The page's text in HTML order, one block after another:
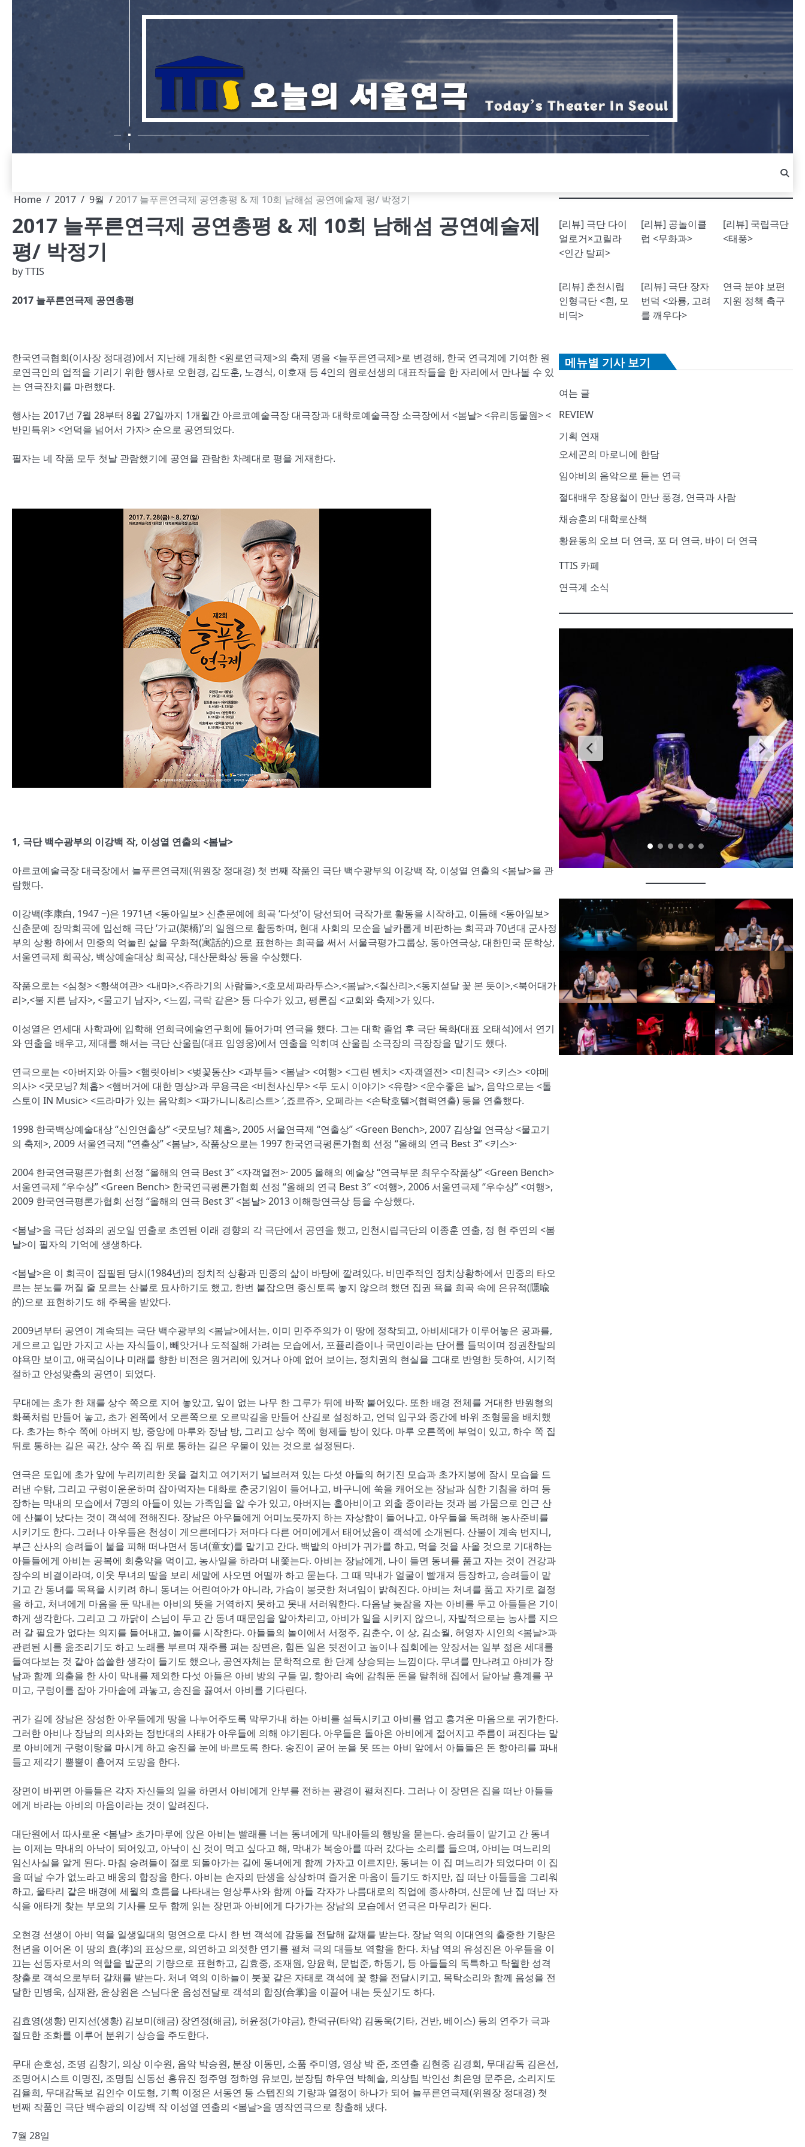
Home 2017 9월 2017 늘푸른연극제 공연총평 & 제 10회 남해섬 공연예술제 평/ 박정기
2017 늘푸른연극제 공연총평 & 제 10회 남해섬 공연예술제
평/ 박정기
byTTIS
2017 늘푸른연극제 공연총평
한국연극협회(이사장 정대경)에서 지난해 개최한 <원로연극제>의 축제 명을 <늘푸른연극제>로 변경해, 한국 연극계에 기여한 원
로연극인의 업적을 기리기 위한 행사로 오현경, 김도훈, 노경식, 이호재 등 4인의 원로선생의 대표작들을 한 자리에서 만나볼 수 있
는 연극잔치를 마련했다.
행사는 2017년 7월 28부터 8월 27일까지 1개월간 아르코예술극장 대극장과 대학로예술극장 소극장에서 <봄날> <유리동물원> <
반민특위> <언덕을 넘어서 가자> 순으로 공연되었다.
필자는 네 작품 모두 첫날 관람했기에 공연을 관람한 차례대로 평을 게재한다.
1, 극단 백수광부의 이강백 작, 이성열 연출의 <봄날>
아르코예술극장 대극장에서 늘푸른연극제(위원장 정대경) 첫 번째 작품인 극단 백수광부의 이강백 작, 이성열 연출의 <봄날>을 관
람했다.
이강백(李康白, 1947 ~)은 1971년 <동아일보> 신춘문예에 희곡 ‘다섯’이 당선되어 극작가로 활동을 시작하고, 이듬해 <동아일보>
신춘문예 장막희곡에 입선해 극단 ‘가교(架橋)’의 일원으로 활동하며, 현대 사회의 모순을 날카롭게 비판하는 희곡과 70년대 군사정
부의 상황 하에서 민중의 억눌린 삶을 우화적(寓話的)으로 표현하는 희곡을 써서 서울극평가그룹상, 동아연극상, 대한민국 문학상,
서울연극제 희곡상, 백상예술대상 희곡상, 대산문화상 등을 수상했다.
작품으로는 <심청> <황색여관> <내마>,<쥬라기의 사람들>,<호모세파라투스>,<봄날>,<칠산리>,<동지섣달 꽃 본 듯이>,<북어대가
리>,<불 지른 남자>, <물고기 남자>, <느낌, 극락 같은> 등 다수가 있고, 평론집 <교회와 축제>가 있다.
이성열은 연세대 사학과에 입학해 연희극예술연구회에 들어가며 연극을 했다. 그는 대학 졸업 후 극단 목화(대표 오태석)에서 연기
와 연출을 배우고, 제대를 해서는 극단 산울림(대표 임영웅)에서 연출을 익히며 산울림 소극장의 극장장을 맡기도 했다.
연극으로는 <아버지와 아들> <햄릿아비> <벚꽃동산> <과부들> <봄날> <여행> <그린 벤치> <자객열전> <미친극> <키스> <야메
의사> <굿모닝? 체홉> <햄버거에 대한 명상>과 무용극은 <비천사신무> <두 도시 이야기> <유랑> <운수좋은 날>, 음악으로는 <톨
스토이 IN Music> <드라마가 있는 음악회> <파가니니&리스트> ‘,죠르쥬>, 오페라는 <손탁호텔>(협력연출) 등을 연출했다.
1998 한국백상예술대상 “신인연출상” <굿모닝? 체홉>, 2005 서울연극제 “연출상” <Green Bench>, 2007 김상열 연극상 <물고기
의 축제>, 2009 서울연극제 “연출상” <봄날>, 작품상으로는 1997 한국연극평론가협회 선정 “올해의 연극 Best 3” <키스>·
2004 한국연극평론가협회 선정 “올해의 연극 Best 3″ <자객열전>· 2005 올해의 예술상 “연극부문 최우수작품상” <Green Bench>
서울연극제 “우수상” <Green Bench> 한국연극평론가협회 선정 “올해의 연극 Best 3″ <여행>, 2006 서울연극제 “우수상” <여행>,
2009 한국연극평론가협회 선정 “올해의 연극 Best 3” <봄날> 2013 이해랑연극상 등을 수상했다.
<봄날>을 극단 성좌의 권오일 연출로 초연된 이래 경향의 각 극단에서 공연을 했고, 인천시립극단의 이종훈 연출, 정 현 주연의 <봄
날>이 필자의 기억에 생생하다.
<봄날>은 이 희곡이 집필된 당시(1984년)의 정치적 상황과 민중의 삶이 바탕에 깔려있다. 비민주적인 정치상황하에서 민중의 타오
르는 분노를 꺼질 줄 모르는 산불로 묘사하기도 했고, 한번 붙잡으면 종신토록 놓지 않으려 했던 집권 욕을 희곡 속에 은유적(隱喩
的)으로 표현하기도 해 주목을 받았다.
2009년부터 공연이 계속되는 극단 백수광부의 <봄날>에서는, 이미 민주주의가 이 땅에 정착되고, 아비세대가 이루어놓은 공과를,
게으르고 입만 가지고 사는 자식들이, 빼앗거나 도적질해 가려는 모습에서, 포퓰리즘이나 국민이라는 단어를 들먹이며 정권찬탈의
야욕만 보이고, 애국심이나 미래를 향한 비전은 원거리에 있거나 아예 없어 보이는, 정치권의 현실을 그대로 반영한 듯하여, 시기적
절하고 안성맞춤의 공연이 되었다.
무대에는 초가 한 채를 상수 쪽으로 지어 놓았고, 잎이 없는 나무 한 그루가 뒤에 바짝 붙어있다. 또한 배경 전체를 거대한 반원형의
화폭처럼 만들어 놓고, 초가 왼쪽에서 오른쪽으로 오르막길을 만들어 산길로 설정하고, 언덕 입구와 중간에 바위 조형물을 배치했
다. 초가는 하수 쪽에 아버지 방, 중앙에 마루와 장남 방, 그리고 상수 쪽에 형제들 방이 있다. 마루 오른쪽에 부엌이 있고, 하수 쪽 집
뒤로 통하는 길은 곡간, 상수 쪽 집 뒤로 통하는 길은 우물이 있는 것으로 설정된다.
연극은 도입에 초가 앞에 누리끼리한 옷을 걸치고 여기저기 널브러져 있는 다섯 아들의 허기진 모습과 초가지붕에 잠시 모습을 드
러낸 수탉, 그리고 구렁이운운하며 잡아먹자는 대화로 춘궁기임이 들어나고, 바구니에 쑥을 캐어오는 장남과 심한 기침을 하며 등
장하는 막내의 모습에서 7명의 아들이 있는 가족임을 알 수가 있고, 아버지는 홀아비이고 외출 중이라는 것과 봄 가뭄으로 인근 산
에 산불이 났다는 것이 객석에 전해진다. 장남은 아우들에게 어미노릇까지 하는 자상함이 들어나고, 아우들을 독려해 농사준비를
시키기도 한다. 그러나 아우들은 천성이 게으른데다가 저마다 다른 어미에게서 태어났음이 객석에 소개된다. 산불이 계속 번지니,
부근 산사의 승려들이 불을 피해 떠나면서 동녀(童女)를 맡기고 간다. 백발의 아비가 귀가를 하고, 먹을 것을 사올 것으로 기대하는
아들들에게 아비는 공복에 회충약을 먹이고, 농사일을 하라며 내쫓는다. 아비는 장남에게, 나이 들면 동녀를 품고 자는 것이 건강과
장수의 비결이라며, 이웃 무녀의 딸을 보리 세말에 사오면 어떨까 하고 묻는다. 그 때 막내가 얼굴이 빨개져 등장하고, 승려들이 맡
기고 간 동녀를 목욕을 시키려 하니 동녀는 어린여아가 아니라, 가슴이 봉긋한 처녀임이 밝혀진다. 아비는 처녀를 품고 자기로 결정
을 하고, 처녀에게 마음을 둔 막내는 아비의 뜻을 거역하지 못하고 못내 서러워한다. 다음날 늦잠을 자는 아비를 두고 아들들은 기이
하게 생각한다. 그리고 그 까닭이 스님이 두고 간 동녀 때문임을 알아차리고, 아비가 일을 시키지 않으니, 자발적으로는 농사를 지으
러 갈 필요가 없다는 의지를 들어내고, 놀이를 시작한다. 아들들의 놀이에서 서정주, 김춘수, 이 상, 김소월, 허영자 시인의 <봄날>과
관련된 시를 읊조리기도 하고 노래를 부르며 재주를 펴는 장면은, 힘든 일은 뒷전이고 놀이나 집회에는 앞장서는 일부 젊은 세대를
들여다보는 것 같아 씁쓸한 생각이 들기도 했으나, 공연자체는 문학적으로 한 단계 상승되는 느낌이다. 무녀를 만나려고 아비가 장
남과 함께 외출을 한 사이 막내를 제외한 다섯 아들은 아비 방의 구들 밑, 항아리 속에 감춰둔 돈을 탈취해 집에서 달아날 흉계를 꾸
미고, 구렁이를 잡아 가마솥에 과놓고, 송진을 끓여서 아비를 기다린다.
귀가 길에 장남은 장성한 아우들에게 땅을 나누어주도록 막무가내 하는 아비를 설득시키고 아비를 업고 흥겨운 마음으로 귀가한다.
그러한 아비나 장남의 의사와는 정반대의 사태가 아우들에 의해 야기된다. 아우들은 돌아온 아비에게 젊어지고 주름이 펴진다는 말
로 아비에게 구렁이탕을 마시게 하고 송진을 눈에 바르도록 한다. 송진이 굳어 눈을 못 뜨는 아비 앞에서 아들들은 돈 항아리를 파내
들고 제각기 뿔뿔이 흩어져 도망을 한다.
장면이 바뀌면 아들들은 각자 자신들의 일을 하면서 아비에게 안부를 전하는 광경이 펼쳐진다. 그러나 이 장면은 집을 떠난 아들들
에게 바라는 아비의 마음이라는 것이 알려진다.
대단원에서 따사로운 <봄날> 초가마루에 앉은 아비는 빨래를 너는 동녀에게 막내아들의 행방을 묻는다. 승려들이 맡기고 간 동녀
는 이제는 막내의 아낙이 되어있고, 아낙이 신 것이 먹고 싶다고 해, 막내가 복숭아를 따러 갔다는 소리를 들으며, 아비는 며느리의
임신사실을 알게 된다. 마침 승려들이 절로 되돌아가는 길에 동녀에게 함께 가자고 이르지만, 동녀는 이 집 며느리가 되었다며 이 집
을 떠날 수가 없노라고 배웅의 합장을 한다. 아비는 손자의 탄생을 상상하며 즐거운 마음이 들기도 하지만, 집 떠난 아들들을 그리워
하고, 울타리 같은 배경에 세월의 흐름을 나타내는 영상투사와 함께 아들 각자가 나름대로의 직업에 종사하며, 신문에 난 집 떠난 자
식을 애타게 찾는 부모의 기사를 모두 함께 읽는 장면과 아비에게 다가가는 장남의 모습에서 연극은 마무리가 된다.
오현경 선생이 아비 역을 일생일대의 명연으로 다시 한 번 객석에 감동을 전달해 갈채를 받는다. 장남 역의 이대연의 출중한 기량은
천년을 이어온 이 땅의 효(孝)의 표상으로, 의연하고 의젓한 연기를 펼쳐 극의 대들보 역할을 한다. 차남 역의 유성진은 아우들을 이
끄는 선동자로서의 역할을 발군의 기량으로 표현하고, 김효중, 조재원, 양윤혁, 문법준, 하동기, 등 아들들의 독특하고 탁월한 성격
창출로 객석으로부터 갈채를 받는다. 처녀 역의 이하늘이 붓꽃 같은 자태로 객석에 꽃 향을 전달시키고, 목탁소리와 함께 음성을 전
달한 민병욱, 심재완, 윤상원은 스님다운 음성전달로 객석의 합장(合掌)을 이끌어 내는 듯싶기도 하다.
김효영(생황) 민지선(생황) 김보미(해금) 장연정(해금), 허윤정(가야금), 한덕규(타악) 김동욱(기타, 건반, 베이스) 등의 연주가 극과
절묘한 조화를 이루어 분위기 상승을 주도한다.
무대 손호성, 조명 김창기, 의상 이수원, 음악 박승원, 분장 이동민, 소품 주미영, 영상 박 준, 조연출 김현중 김경회, 무대감독 김은선,
조명어시스트 이명진, 조명팀 신동선 홍유진 정주영 정하영 유보민, 분장팀 하우연 박혜솔, 의상팀 박인선 최은영 문주은, 소리지도
김율희, 무대감독보 김인수 이도형, 기획 이정은 서동연 등 스텝진의 기량과 열정이 하나가 되어 늘푸른연극제(위원장 정대경) 첫
번째 작품인 극단 백수광의 이강백 작 이성열 연출의 <봄날>을 명작연극으로 창출해 냈다.
7월 28일
[리뷰] 극단 다이
얼로거×고릴라
<인간 탈피>
[리뷰] 공놀이클
럽 <무화과>
[리뷰] 국립극단
<태풍>
[리뷰] 춘천시립
인형극단 <흰, 모
비딕>
[리뷰] 극단 장자
번덕 <와룡, 고려
를 깨우다>
연극 분야 보편
지원 정책 촉구
메뉴별 기사 보기
여는 글
REVIEW
기획 연재
오세곤의 마로니에 한담
임야비의 음악으로 듣는 연극
절대배우 장용철이 만난 풍경, 연극과 사람
채승훈의 대학로산책
황윤동의 오브 더 연극, 포 더 연극, 바이 더 연극
TTIS 카페
연극계 소식